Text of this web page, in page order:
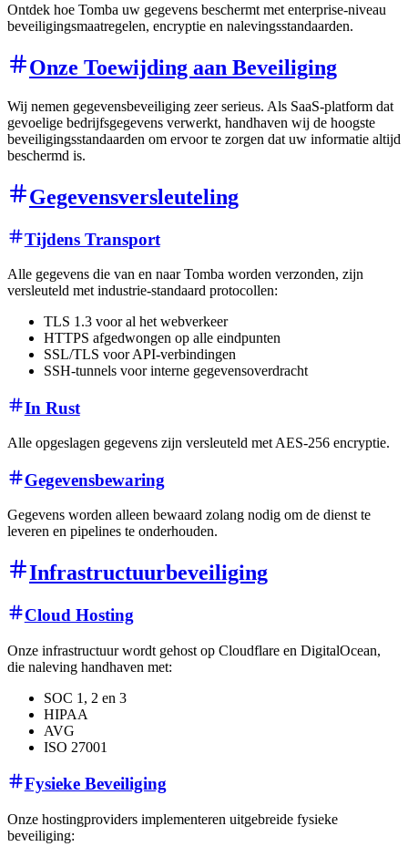
Ontdek hoe Tomba uw gegevens beschermt met enterprise-niveau
beveiligingsmaatregelen, encryptie en nalevingsstandaarden.
Onze Toewijding aan Beveiliging
Wij nemen gegevensbeveiliging zeer serieus. Als SaaS-platform dat
gevoelige bedrijfsgegevens verwerkt, handhaven wij de hoogste
beveiligingsstandaarden om ervoor te zorgen dat uw informatie altijd
beschermd is.
Gegevensversleuteling
Tijdens Transport
Alle gegevens die van en naar Tomba worden verzonden, zijn
versleuteld met industrie-standaard protocollen:
TLS 1.3 voor al het webverkeer
HTTPS afgedwongen op alle eindpunten
SSL/TLS voor API-verbindingen
SSH-tunnels voor interne gegevensoverdracht
In Rust
Alle opgeslagen gegevens zijn versleuteld met AES-256 encryptie.
Gegevensbewaring
Gegevens worden alleen bewaard zolang nodig om de dienst te
leveren en pipelines te onderhouden.
Infrastructuurbeveiliging
Cloud Hosting
Onze infrastructuur wordt gehost op Cloudflare en DigitalOcean,
die naleving handhaven met:
SOC 1, 2 en 3
HIPAA
AVG
ISO 27001
Fysieke Beveiliging
Onze hostingproviders implementeren uitgebreide fysieke
beveiliging: